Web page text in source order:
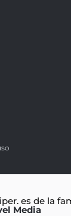
es de la
Media